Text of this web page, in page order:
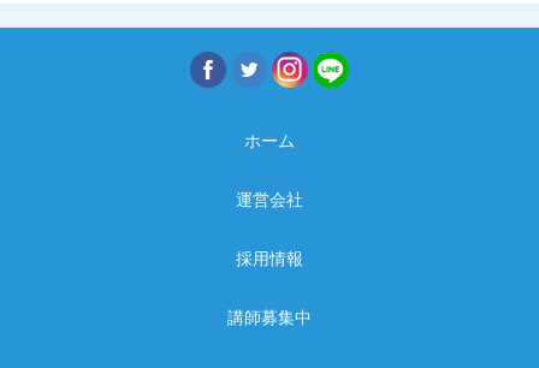
ホーム
運営会社
採用情報
講師募集中